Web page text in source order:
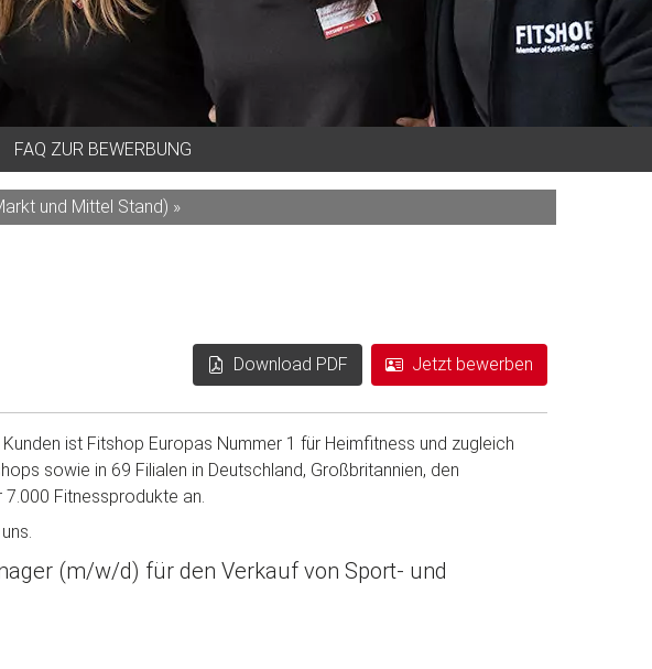
FAQ ZUR BEWERBUNG
und Mittel Stand) »
Download PDF Jetzt bewerben
ist Fitshop Europas Nummer 1 für Heimfitness und zugleich
sowie in 69 Filialen in Deutschland, Großbritannien, den
7.000 Fitnessprodukte an.
(m/w/d) für den Verkauf von Sport- und